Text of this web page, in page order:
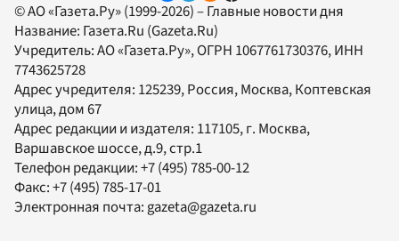
© АО «Газета.Ру» (1999-2026) – Главные новости дня
Название: Газета.Ru (Gazeta.Ru)
Учредитель:АО «Газета.Ру», ОГРН 1067761730376, ИНН
7743625728
Адрес учредителя: 125239, Россия, Москва, Коптевская
улица, дом 67
Адрес редакции и издателя: 117105, г. Москва,
Варшавское шоссе, д.9, стр.1
Телефон редакции:+7 (495) 785-00-12
Факс:+7 (495) 785-17-01
Электронная почта:gazeta@gazeta.ru